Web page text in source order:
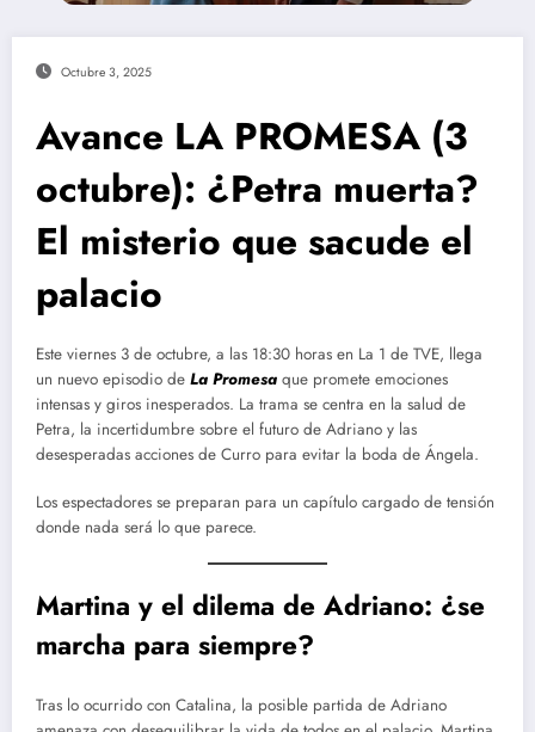
Octubre 3, 2025
Avance LA PROMESA (3
octubre): ¿Petra muerta?
El misterio que sacude el
palacio
Este viernes 3 de octubre, a las 18:30 horas en La 1 de TVE, llega
un nuevo episodio de La Promesa que promete emociones
intensas y giros inesperados. La trama se centra en la salud de
Petra, la incertidumbre sobre el futuro de Adriano y las
desesperadas acciones de Curro para evitar la boda de Ángela.
Los espectadores se preparan para un capítulo cargado de tensión
donde nada será lo que parece.
Martina y el dilema de Adriano: ¿se
marcha para siempre?
Tras lo ocurrido con Catalina, la posible partida de Adriano